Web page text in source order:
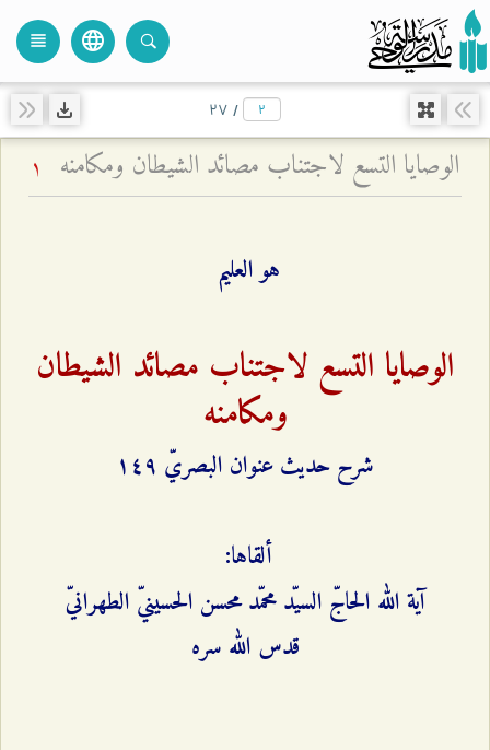
language
view_headline
/ ۲۷
الوصايا التسع لاجتناب مصائد الشيطان ومكامنه 1
هو العليم
الوصايا التسع لاجتناب مصائد الشيطان
ومكامنه
شرح حديث عنوان البصريّ ۱٤٩
ألقاها:
آية الله الحاجّ السيّد محمّد محسن الحسينيّ الطهرانيّ
قدس الله سره